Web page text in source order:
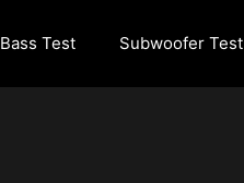
Bass Test Subwoofer Test